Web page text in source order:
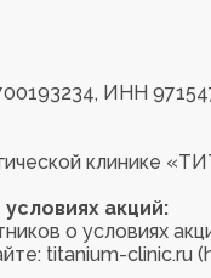
ИНН
клинике
акций:
о условиях
titanium-clinic.ru